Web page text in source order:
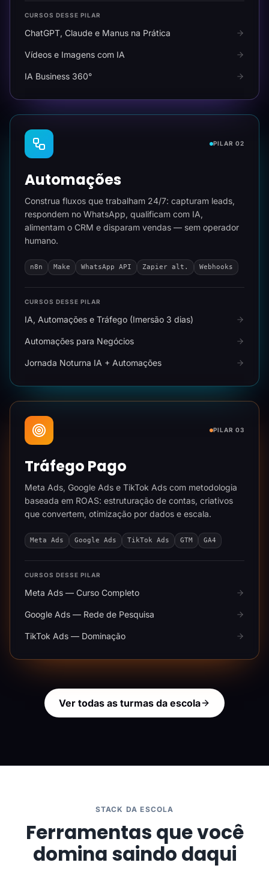
CURSOS DESSE PILAR
ChatGPT, Claude e Manus na Prática
Vídeos e Imagens com IA
IA Business 360°
PILAR 02
Automações
Construa fluxos que trabalham 24/7: capturam leads,
respondem no WhatsApp, qualificam com IA,
alimentam o CRM e disparam vendas — sem operador
humano.
n8n Make WhatsApp API Zapier alt. Webhooks
CURSOS DESSE PILAR
IA, Automações e Tráfego (Imersão 3 dias)
Automações para Negócios
Jornada Noturna IA + Automações
PILAR 03
Tráfego Pago
Meta Ads, Google Ads e TikTok Ads com metodologia
baseada em ROAS: estruturação de contas, criativos
que convertem, otimização por dados e escala.
Meta Ads Google Ads TikTok Ads GTM GA4
CURSOS DESSE PILAR
Meta Ads — Curso Completo
Google Ads — Rede de Pesquisa
TikTok Ads — Dominação
Ver todas as turmas da escola
STACK DA ESCOLA
Ferramentas que você
domina saindo daqui